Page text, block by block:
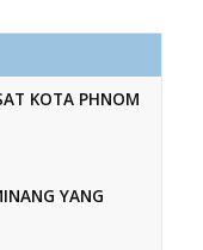
KOTA PHNOM
YANG